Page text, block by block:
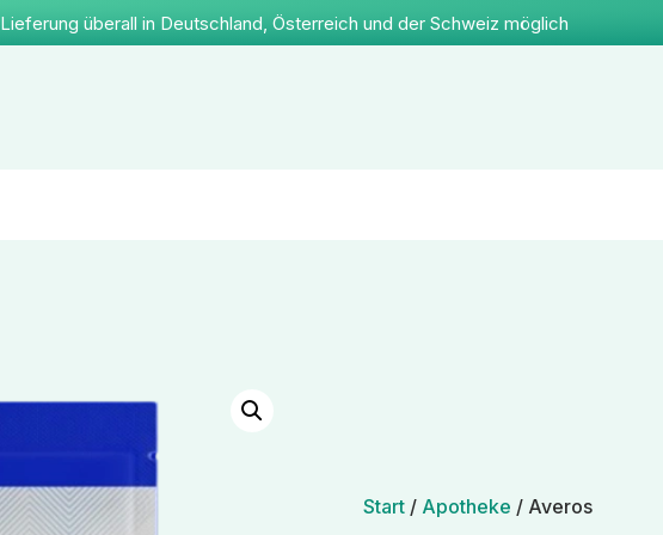
Lieferung überall in Deutschland, Österreich und der Schweiz möglich
Start / Apotheke / Averos